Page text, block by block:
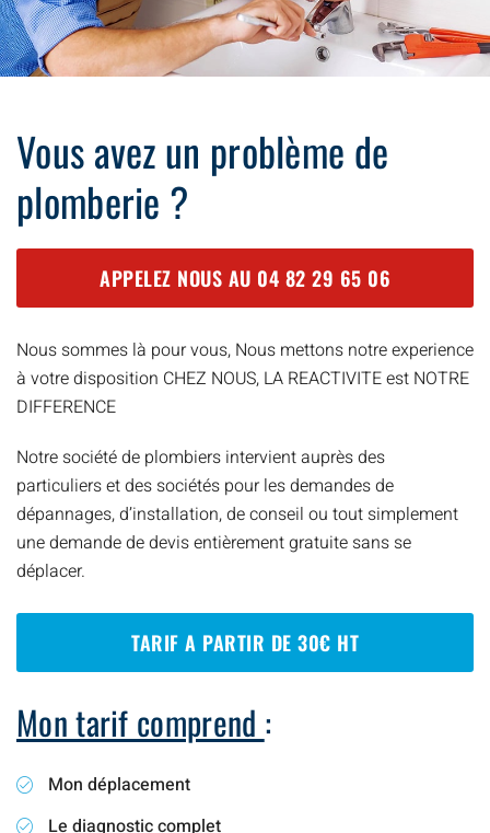
Vous avez un problème de
plomberie ?
APPELEZ NOUS AU 04 82 29 65 06
Nous sommes là pour vous, Nous mettons notre experience
à votre disposition CHEZ NOUS, LA REACTIVITE est NOTRE
DIFFERENCE
Notre société de plombiers intervient auprès des
particuliers et des sociétés pour les demandes de
dépannages, d’installation, de conseil ou tout simplement
une demande de devis entièrement gratuite sans se
déplacer.
TARIF A PARTIR DE 30€ HT
Mon tarif comprend :
Mon déplacement
Le diagnostic complet